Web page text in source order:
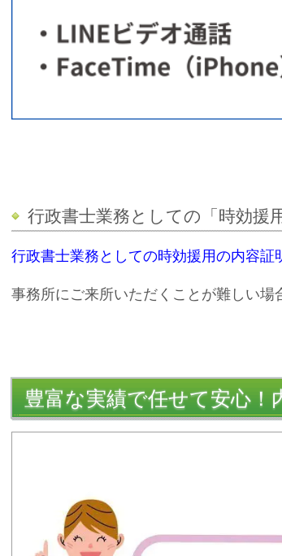
行政書士業務としての「時効援
行政書士業務としての時効援用の内容
事務所にご来所いただくことが難しい場
豊富な実績で任せて安心！